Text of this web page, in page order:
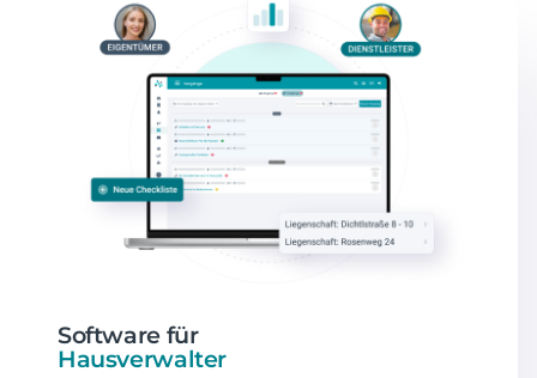
Software für
Hausverwalter